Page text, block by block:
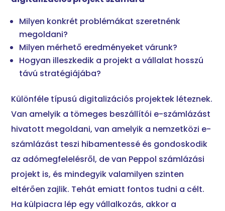
Milyen konkrét problémákat szeretnénk
megoldani?
Milyen mérhető eredményeket várunk?
Hogyan illeszkedik a projekt a vállalat hosszú
távú stratégiájába?
Különféle típusú digitalizációs projektek léteznek.
Van amelyik a tömeges beszállítói e-számlázást
hivatott megoldani, van amelyik a nemzetközi e-
számlázást teszi hibamentessé és gondoskodik
az adómegfelelésről, de van Peppol számlázási
projekt is, és mindegyik valamilyen szinten
eltérően zajlik. Tehát emiatt fontos tudni a célt.
Ha külpiacra lép egy vállalkozás, akkor a